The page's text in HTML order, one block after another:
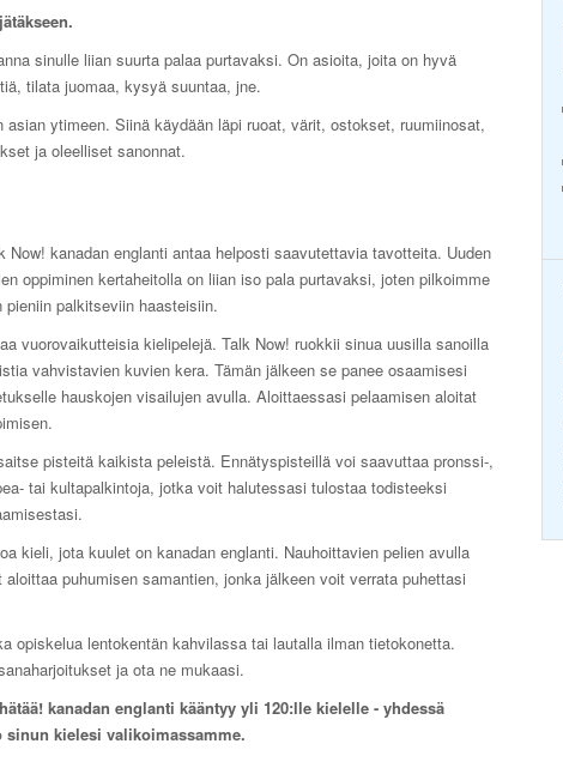
sinulle liian suurta palaa purtavaksi. On asioita, joita on hyvä
tilata juomaa, kysyä suuntaa, jne.
asian ytimeen. Siinä käydään läpi ruoat, värit, ostokset, ruumiinosat,
ja oleelliset sanonnat.
Now! kanadan englanti antaa helposti saavutettavia tavotteita. Uuden
oppiminen kertaheitolla on liian iso pala purtavaksi, joten pilkoimme
pieniin palkitseviin haasteisiin.
vuorovaikutteisia kielipelejä. Talk Now! ruokkii sinua uusilla sanoilla
vahvistavien kuvien kera. Tämän jälkeen se panee osaamisesi
hauskojen visailujen avulla. Aloittaessasi pelaamisen aloitat
pisteitä kaikista peleistä. Ennätyspisteillä voi saavuttaa pronssi-,
tai kultapalkintoja, jotka voit halutessasi tulostaa todisteeksi
kieli, jota kuulet on kanadan englanti. Nauhoittavien pelien avulla
aloittaa puhumisen samantien, jonka jälkeen voit verrata puhettasi
opiskelua lentokentän kahvilassa tai lautalla ilman tietokonetta.
ja ota ne mukaasi.
kanadan englanti kääntyy yli 120:lle kielelle - yhdessä
sinun kielesi valikoimassamme.